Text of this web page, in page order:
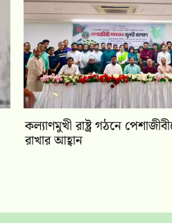
কল্যাণমুখী রাষ্ট্র গঠনে
রাখার আহ্বান